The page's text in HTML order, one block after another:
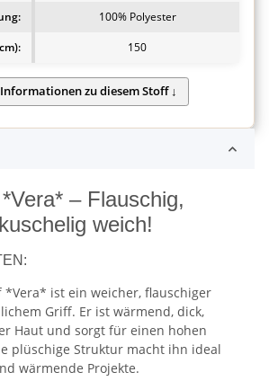
100% Polyester
150
– Flauschig,
weich!
*Vera* ist ein weicher, flauschiger
Griff. Er ist wärmend, dick,
Haut und sorgt für einen hohen
plüschige Struktur macht ihn ideal
wärmende Projekte.